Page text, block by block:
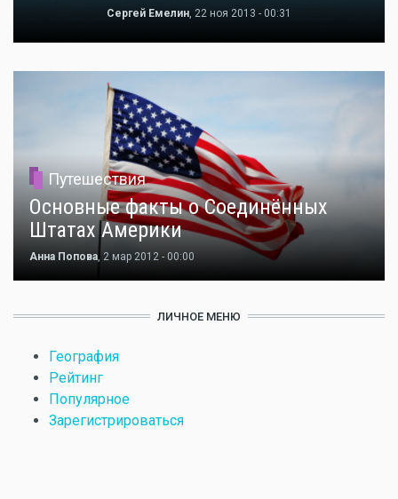
Сергей Емелин, 22 ноя 2013 - 00:31
Путешествия
Основные факты о Соединённых
Штатах Америки
Анна Попова, 2 мар 2012 - 00:00
ЛИЧНОЕ МЕНЮ
География
Рейтинг
Популярное
Зарегистрироваться